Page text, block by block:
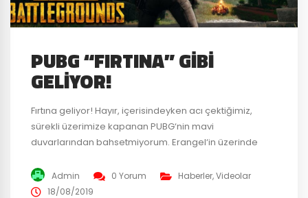
PUBG “FIRTINA” GIBI
GELIYOR!
Fırtına geliyor! Hayır, içerisindeyken acı çektiğimiz,
sürekli üzerimize kapanan PUBG‘nin mavi
duvarlarından bahsetmiyorum. Erangel‘in üzerinde
Royale – Shooter oyunu PUBG’nin test server’larına
gelen güncelleme ile Erangel’in üzerinde kara bulutlar
Admin 0 Yorum Haberler,Videolar
18/08/2019